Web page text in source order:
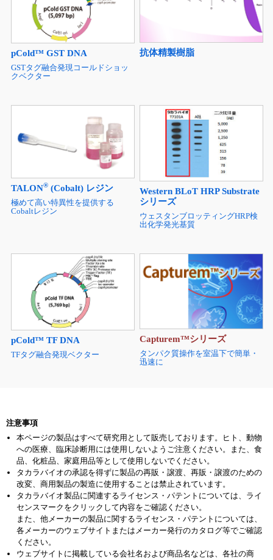
pCold™ GST DNA
GSTタグ融合発現コールドショッ
クベクター
抗体精製樹脂
TALON®(Cobalt) レジン
極めて高い特異性を提供する
Cobaltレジン
Western BLoT HRP Substrate
シリーズ
ウェスタンブロッティングHRP検
出化学発光基質
pCold™ TF DNA
TFタグ融合発現ベクター
Capturem™シリーズ
タンパク質操作を室温下で簡単・
迅速に
注意事項
本ページの製品はすべて研究用として販売しております。ヒト、動物
への医療、臨床診断用には使用しないようご注意ください。また、食
品、化粧品、家庭用品等として使用しないでください。
タカラバイオの承認を得ずに製品の再販・譲渡、再販・譲渡のための
改変、商用製品の製造に使用することは禁止されています。
タカラバイオ製品に関連するライセンス・パテントについては、ライ
センスマークをクリックして内容をご確認ください。
また、他メーカーの製品に関するライセンス・パテントについては、
各メーカーのウェブサイトまたはメーカー発行のカタログ等でご確認
ください。
ウェブサイトに掲載している会社名および商品名などは、各社の商